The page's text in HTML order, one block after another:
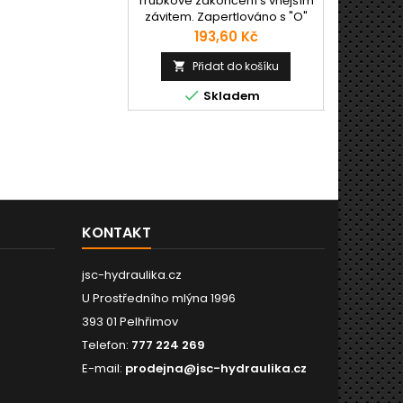
závitem. Zapertlováno s "O"
kroužkem - vnitřní nebo vnější
umístění.
Cena
193,60 Kč
 Přidat do košíku
 Skladem


KONTAKT
jsc-hydraulika.cz
U Prostředního mlýna 1996
393 01 Pelhřimov
Telefon: 777 224 269
E-mail: prodejna@jsc-hydraulika.cz